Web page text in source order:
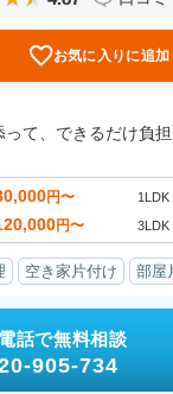
お気に入りに追加
って、できるだけ負
円〜 1LDK
円〜 3LDK
空き家片付け 部屋
話で無料相談
905-734